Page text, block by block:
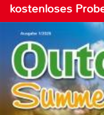
kostenloses